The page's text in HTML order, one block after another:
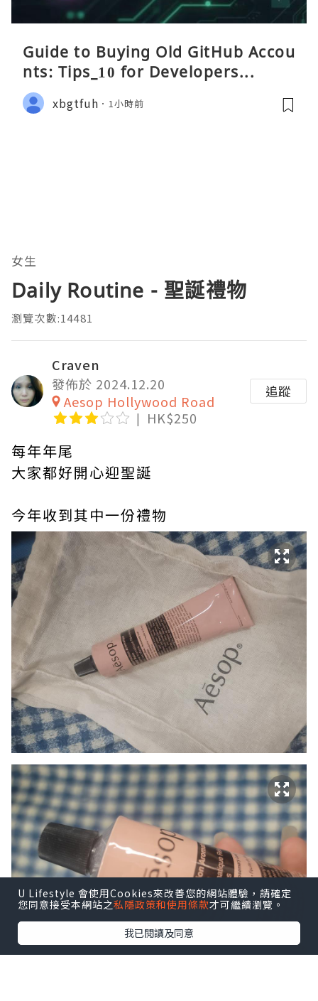
Guide to Buying Old GitHub Accou
nts: Tips_10 for Developers...
xbgtfuh 1小時前
女生
Daily Routine - 聖誕禮物
瀏覽次數:14481
Craven
發佈於 2024.12.20
Aesop Hollywood Road
HK$250
追蹤
每年年尾
大家都好開心迎聖誕
今年收到其中一份禮物
U Lifestyle 會使用Cookies來改善您的網站體驗，請確定
您同意接受本網站之私隱政策和使用條款才可繼續瀏覽。
我已閱讀及同意